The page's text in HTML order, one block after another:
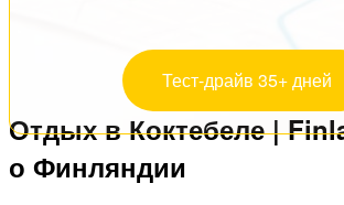
Тест-драйв 35+ дней
Отдых в Коктебеле |
о Финляндии